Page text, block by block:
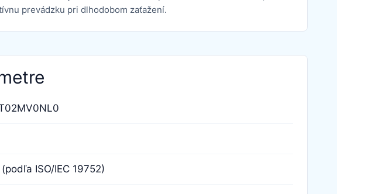
prevádzku pri dlhodobom zaťažení.
ISO/IEC 19752)